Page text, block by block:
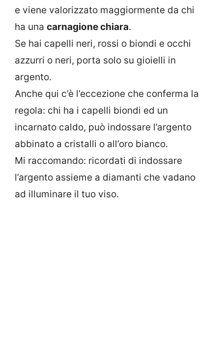
e viene valorizzato maggiormente da chi
ha una carnagione chiara.
Se hai capelli neri, rossi o biondi e occhi
azzurri o neri, porta solo su gioielli in
argento.
Anche qui c’è l’eccezione che conferma la
regola: chi ha i capelli biondi ed un
incarnato caldo, può indossare l’argento
abbinato a cristalli o all’oro bianco.
Mi raccomando: ricordati di indossare
l’argento assieme a diamanti che vadano
ad illuminare il tuo viso.